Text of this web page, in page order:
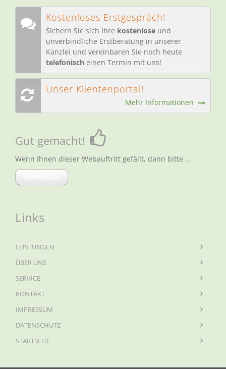
Kostenloses Erstgespräch!
Sichern Sie sich Ihre kostenlose und
unverbindliche Erstberatung in unserer
Kanzlei und vereinbaren Sie noch heute
telefonisch einen Termin mit uns!
Unser Klientenportal!
Mehr Informationen
Gut gemacht!
Wenn Ihnen dieser Webauftritt gefällt, dann bitte ...
Links
LEISTUNGEN
ÜBER UNS
SERVICE
KONTAKT
IMPRESSUM
DATENSCHUTZ
STARTSEITE